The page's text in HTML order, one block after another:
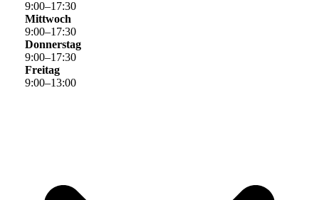
9:00–17:30
Mittwoch
9:00–17:30
Donnerstag
9:00–17:30
Freitag
9:00–13:00